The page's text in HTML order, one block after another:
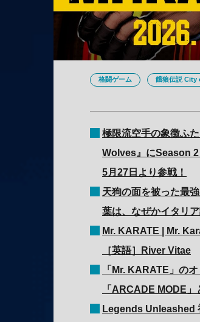
格闘ゲーム 餓狼伝説 City
極限流空手の象徴ふ
Wolves』にSeason
5月27日より参戦！
天狗の面を被った最
葉は、なぜかイタリ
Mr. KARATE | Mr.
［英語］River Vitae
「Mr. KARATE」の
「ARCADE MODE
Legends Unleashed